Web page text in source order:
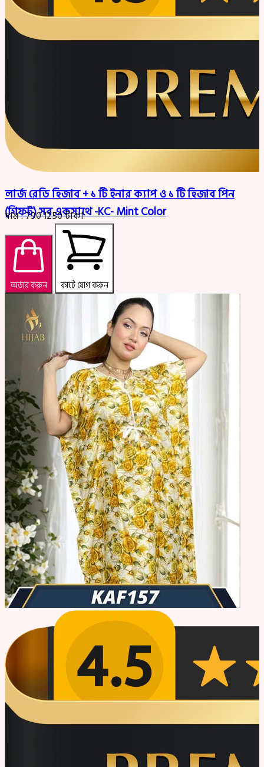
লার্জ রেডি হিজাব + ১ টি ইনার ক্যাপ ও ১ টি হিজাব পিন
(গিফট) সব একসাথে -KC- Mint Color
দাম :7901250টাকা
অর্ডার করুন কার্টে যোগ করুন